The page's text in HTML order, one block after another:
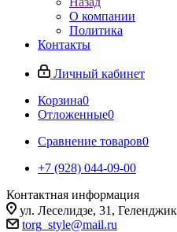
О компании
Политика
Контакты
Личный кабинет
Корзина0
Отложенные0
Сравнение товаров0
+7 (928) 044-09-00
Контактная информация
ул. Леселидзе, 31,
torg_style@mail.ru